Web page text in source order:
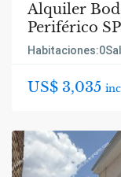
Alquiler
Periférico
Habitaciones:0
US$ 3,035